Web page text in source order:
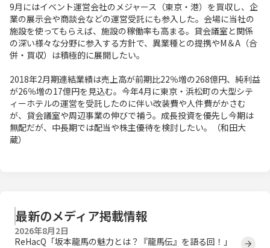
9月にはイベント運営会社のメジャース（東京・港）を買収し、企
業の展示会や商談会などの運営受託にも参入した。会場に当社の
施設を使ってもらえば、施設の稼働率も高まる。貸会議室と関係
の深い様々な分野に参入する方針で、異業種との提携やM＆A（合
併・買収）は積極的に展開したい。
2018年2月期連結業績は売上高が前期比22％増の268億円、純利益
が26％増の17億円を見込む。今年4月に東京・浜松町の大型シテ
ィーホテルの運営を受託したのに伴い改装費や人件費がかさむ
が、貸会議室や周辺事業の伸びで補う。成長投資を優先し今期は
無配だが、中長期では配当や株主優待を検討したい。（和田大
蔵）
最新のメディア掲載情報
2026年8月2日
ReHacQ「坂本龍馬の魅力とは？『龍馬伝』を語る回！」